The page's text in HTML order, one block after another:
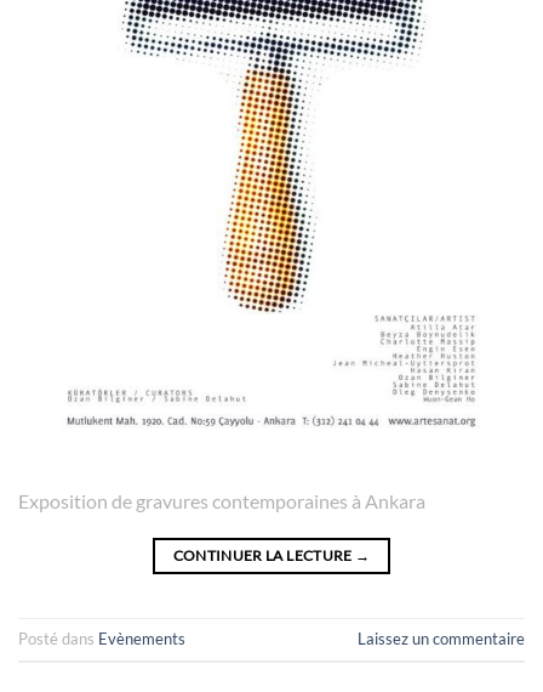
Exposition de gravures contemporaines à Ankara
CONTINUER LA LECTURE →
Posté dans Evènements Laissez un commentaire